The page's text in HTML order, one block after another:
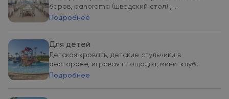
баров, panorama (шведский стол):, ...
Подробнее
Для детей
Детская кровать, детские стульчики в
ресторане, игровая площадка, мини-клуб...
Подробнее